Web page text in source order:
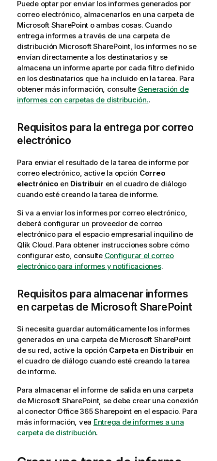
r
m
a
t
v
a
Puede optar por enviar los informes generados por
correo electrónico, almacenarlos en una carpeta de
Microsoft SharePoint o ambas cosas. Cuando
entrega informes a través de una carpeta de
distribución Microsoft SharePoint, los informes no se
envían directamente a los destinatarios y se
almacena un informe aparte por cada filtro definido
en los destinatarios que ha incluido en la tarea. Para
obtener más información, consulte Generación de
informes con carpetas de distribución..
Requisitos para la entrega por correo
electrónico
Para enviar el resultado de la tarea de informe por
correo electrónico, active la opción Correo
electrónico en Distribuir en el cuadro de diálogo
cuando esté creando la tarea de informe.
Si va a enviar los informes por correo electrónico,
deberá configurar un proveedor de correo
electrónico para el espacio empresarial inquilino de
Qlik Cloud. Para obtener instrucciones sobre cómo
configurar esto, consulte Configurar el correo
electrónico para informes y notificaciones.
Requisitos para almacenar informes
en carpetas de Microsoft SharePoint
Si necesita guardar automáticamente los informes
generados en una carpeta de Microsoft SharePoint
de su red, active la opción Carpetaen Distribuir en
el cuadro de diálogo cuando esté creando la tarea
de informe.
Para almacenar el informe de salida en una carpeta
de Microsoft SharePoint, se debe crear una conexión
al conector Office 365 Sharepointen el espacio. Para
más información, vea Entrega de informes a una
carpeta de distribución.